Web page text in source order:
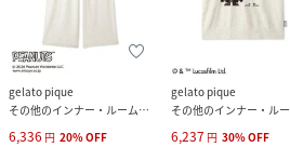
gelato pique
その他のインナー・ルームウェア
6,336 円 20%OFF
gelato pique
6,237 円 30%OFF